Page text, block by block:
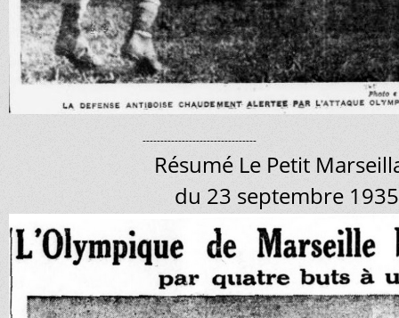
--------------------------------
Résumé Le Petit
du 23 septembre 1935